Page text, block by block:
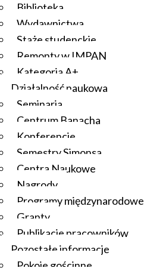
Biblioteka
Wydawnictwa
Staże studenckie
Remonty w IMPAN
Kategoria A+
Działalność naukowa
Seminaria
Centrum Banacha
Konferencje
Semestry Simonsa
Centra Naukowe
Nagrody
Programy międzynarodowe
Granty
Publikacje pracowników
Pozostałe informacje
Pokoje gościnne